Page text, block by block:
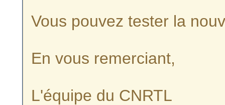
Vous pouvez tester la
En vous remerciant,
L'équipe du CNRTL